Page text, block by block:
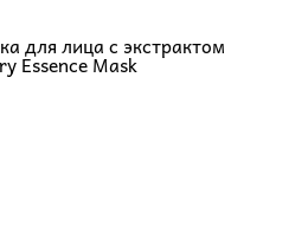
для лица с экстрактом
Essence Mask